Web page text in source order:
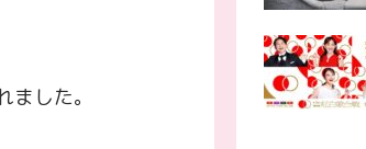
した。